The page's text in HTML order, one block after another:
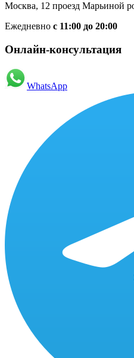
Москва, 12 проезд Марьиной
Ежедневно с 11:00 до 20:00
Онлайн-консультация
WhatsApp